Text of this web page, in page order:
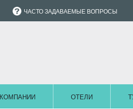
ЧАСТО ЗАДАВАЕМЫЕ ВОПРОСЫ
КОМПАНИИ ОТЕЛИ